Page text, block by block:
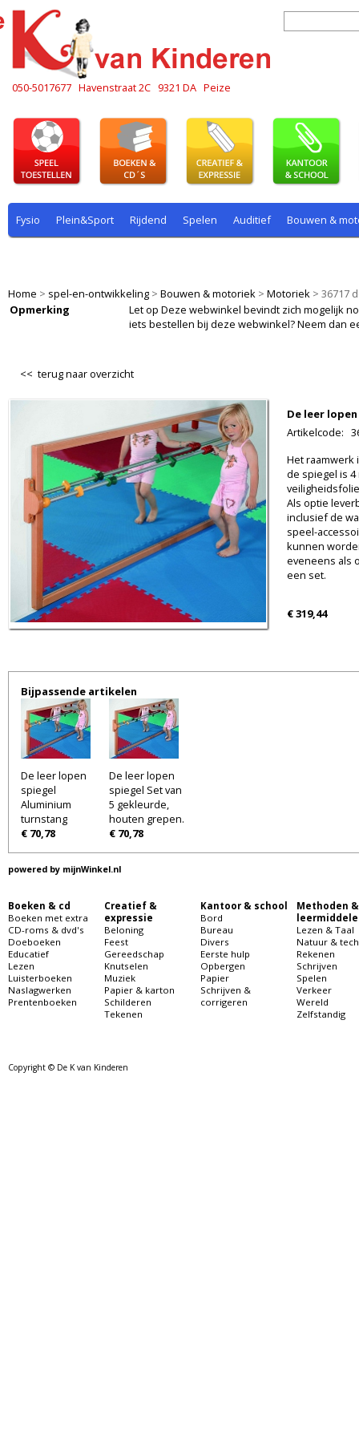
050-5017677 Havenstraat 2C 9321 DA Peize
Fysio Plein&Sport Rijdend Spelen Auditief Bouwen &
Home > spel-en-ontwikkeling > Bouwen & motoriek > Motoriek > 36717
Opmerking
Let op Deze webwinkel bevindt zich mogelijk
iets bestellen bij deze webwinkel? Neem dan
<< terug naar overzicht
De leer
Artikelcode:
Het raamwerk
de spiegel is
Als optie
inclusief de
speel-
kunnen
eveneens als
een set.
€ 319,44
Bijpassende artikelen
De leer lopen
spiegel
Aluminium
turnstang
€ 70,78
De leer lopen
spiegel Set van
5 gekleurde,
houten grepen.
€ 70,78
powered by mijnWinkel.nl
Boeken & cd
Boeken met extra
CD-roms & dvd's
Doeboeken
Educatief
Lezen
Luisterboeken
Naslagwerken
Prentenboeken
Creatief &
expressie
Beloning
Feest
Gereedschap
Knutselen
Muziek
Papier & karton
Schilderen
Tekenen
Kantoor & school
Bord
Bureau
Divers
Eerste hulp
Opbergen
Papier
Schrijven &
corrigeren
Methoden &
Lezen & Taal
Natuur &
Rekenen
Schrijven
Spelen
Verkeer
Wereld
Zelfstandig
Copyright © De K van Kinderen